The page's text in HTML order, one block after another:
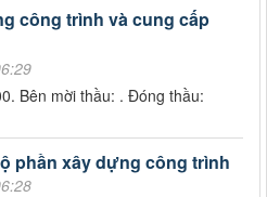
công trình và cung cấp
Bên mời thầu: . Đóng thầu:
phần xây dựng công trình